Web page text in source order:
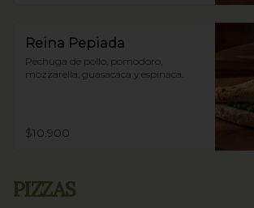
Reina Pepiada
Pechuga de pollo, pomodoro,
mozzarella, guasacaca y espinaca.
$10.900
PIZZAS